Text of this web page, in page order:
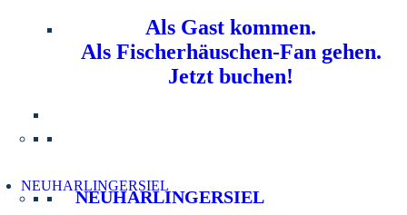
Als Gast kommen.
Als Fischerhäuschen-Fan gehen.
Jetzt buchen!
NEUHARLINGERSIEL
NEUHARLINGERSIEL